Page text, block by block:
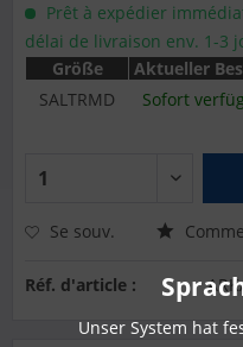
Prêt à expédier
délai de livraison env. 1-3
Größe
Aktueller
SALTRMD
Sofort
Se souv.
Réf. d'article :
Unser System hat